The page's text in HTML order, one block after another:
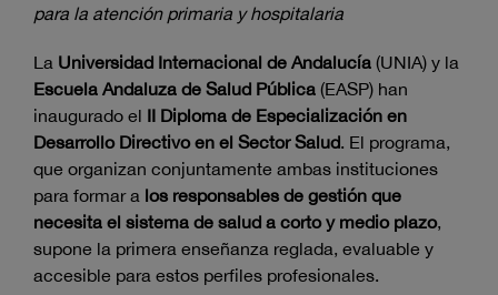
para la atención primaria y hospitalaria
La Universidad Internacional de Andalucía (UNIA) y la
Escuela Andaluza de Salud Pública (EASP) han
inaugurado el II Diploma de Especialización en
Desarrollo Directivo en el Sector Salud. El programa,
que organizan conjuntamente ambas instituciones
para formar a los responsables de gestión que
necesita el sistema de salud a corto y medio plazo,
supone la primera enseñanza reglada, evaluable y
accesible para estos perfiles profesionales.